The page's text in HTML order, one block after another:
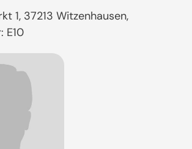
1, 37213 Witzenhausen,
E10